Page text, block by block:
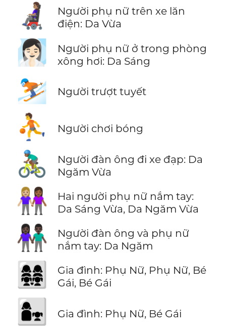
👩🏽‍🦼
Người phụ nữ trên xe lăn
điện: Da Vừa
🧖🏻‍♀️
Người phụ nữ ở trong phòng
xông hơi: Da Sáng
⛷️ Người trượt tuyết
⛹️ Người chơi bóng
🚴🏾‍♂️
Người đàn ông đi xe đạp: Da
Ngăm Vừa
👩🏼‍🤝‍👩🏾
Hai người phụ nữ nắm tay:
Da Sáng Vừa, Da Ngăm Vừa
👫🏿
Người đàn ông và phụ nữ
nắm tay: Da Ngăm
👩‍👩‍👧‍👧
Gia đình: Phụ Nữ, Phụ Nữ, Bé
Gái, Bé Gái
👩‍👧 Gia đình: Phụ Nữ, Bé Gái